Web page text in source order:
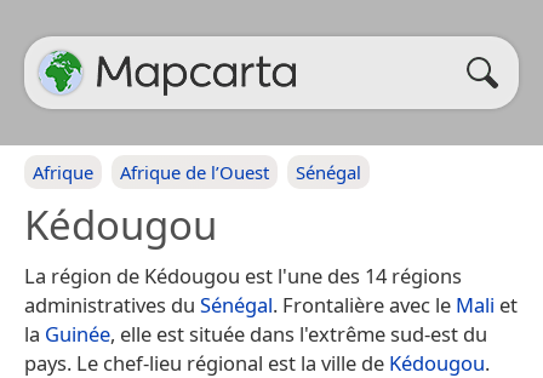
Afrique Afrique de l’Ouest Sénégal
Kédougou
La région de Kédougou est l'une des 14 régions
administratives du Sénégal. Frontalière avec le Mali et
la Guinée, elle est située dans l'extrême sud-est du
pays. Le chef-lieu régional est la ville de Kédougou.